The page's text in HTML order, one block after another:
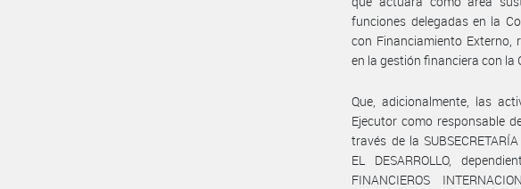
funciones delegadas en la
con Financiamiento Externo,
en la gestión financiera con la
Que, adicionalmente, las
Ejecutor como responsable
través de la
EL DESARROLLO,
FINANCIEROS